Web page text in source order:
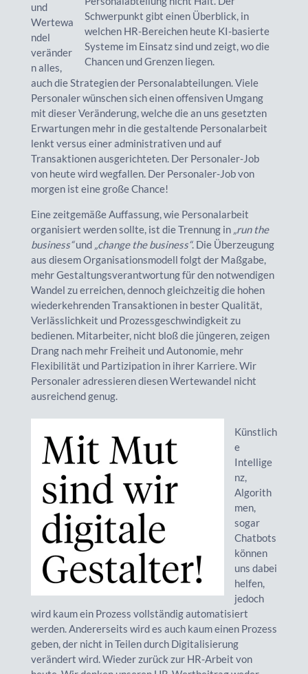
Schwerpunkt gibt einen Überblick, in
welchen HR-Bereichen heute KI-basierte
Systeme im Einsatz sind und zeigt, wo die
Chancen und Grenzen liegen.
und
Wertewa
ndel
veränder
n alles,
auch die Strategien der Personalabteilungen. Viele
Personaler wünschen sich einen offensiven Umgang
mit dieser Veränderung, welche die an uns gesetzten
Erwartungen mehr in die gestaltende Personalarbeit
lenkt versus einer administrativen und auf
Transaktionen ausgerichteten. Der Personaler-Job
von heute wird wegfallen. Der Personaler-Job von
morgen ist eine große Chance!
Eine zeitgemäße Auffassung, wie Personalarbeit
organisiert werden sollte, ist die Trennung in „run the
business“und „change the business“. Die Überzeugung
aus diesem Organisationsmodell folgt der Maßgabe,
mehr Gestaltungsverantwortung für den notwendigen
Wandel zu erreichen, dennoch gleichzeitig die hohen
wiederkehrenden Transaktionen in bester Qualität,
Verlässlichkeit und Prozessgeschwindigkeit zu
bedienen. Mitarbeiter, nicht bloß die jüngeren, zeigen
Drang nach mehr Freiheit und Autonomie, mehr
Flexibilität und Partizipation in ihrer Karriere. Wir
Personaler adressieren diesen Wertewandel nicht
ausreichend genug.
Künstlich
e
Intellige
nz,
Algorith
men,
sogar
Chatbots
können
uns dabei
helfen,
jedoch
wird kaum ein Prozess vollständig automatisiert
werden. Andererseits wird es auch kaum einen Prozess
geben, der nicht in Teilen durch Digitalisierung
verändert wird. Wieder zurück zur HR-Arbeit von